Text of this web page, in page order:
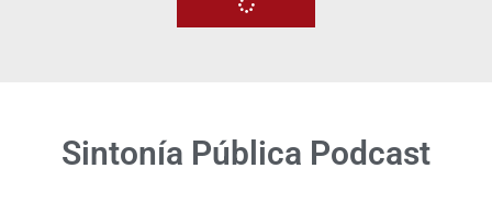
Sintonía Pública Podcast